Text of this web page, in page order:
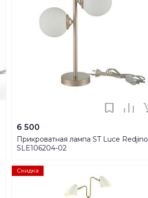
6 500
Прикроватная лампа ST Luce Redjino
SLE106204-02
Скидка